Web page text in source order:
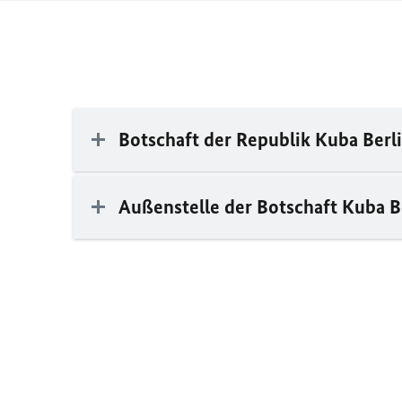
Botschaft der Republik Kuba
Außenstelle der Botschaft Kuba